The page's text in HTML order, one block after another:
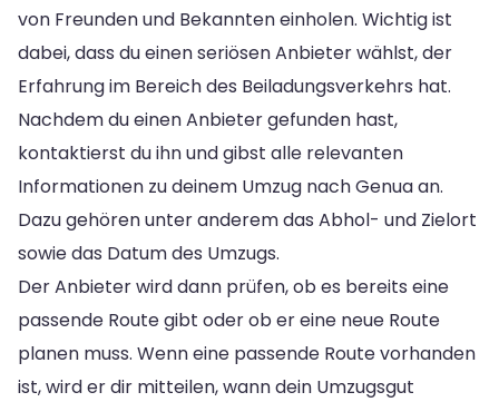
von Freunden und Bekannten einholen. Wichtig ist
dabei, dass du einen seriösen Anbieter wählst, der
Erfahrung im Bereich des Beiladungsverkehrs hat.
Nachdem du einen Anbieter gefunden hast,
kontaktierst du ihn und gibst alle relevanten
Informationen zu deinem Umzug nach Genua an.
Dazu gehören unter anderem das Abhol- und Zielort
sowie das Datum des Umzugs.
Der Anbieter wird dann prüfen, ob es bereits eine
passende Route gibt oder ob er eine neue Route
planen muss. Wenn eine passende Route vorhanden
ist, wird er dir mitteilen, wann dein Umzugsgut